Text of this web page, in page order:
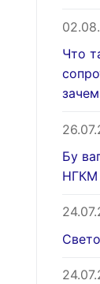
Что
Бу
НГКМ